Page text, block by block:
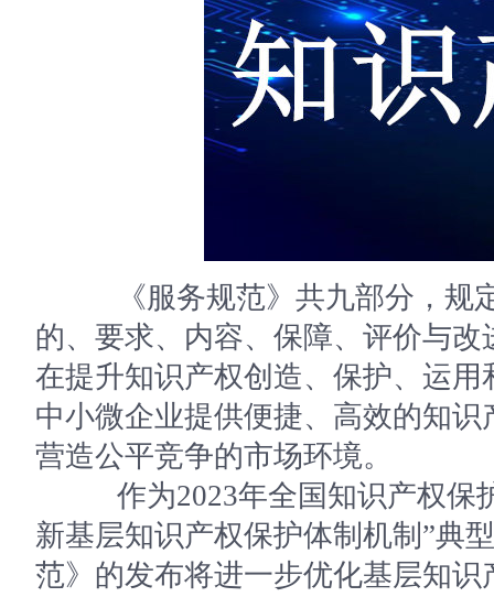
《服务规范》共九部分，规
的、要求、内容、保障、评价与
在提升知识产权创造、保护、运
中小微企业提供便捷、高效的知
营造公平竞争的市场环境。
作为2023年全国知识产权保
新基层知识产权保护体制机制”典
范》的发布将进一步优化基层知